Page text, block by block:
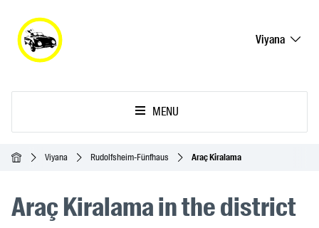
Viyana
MENU
Ana SayfaViyana Rudolfsheim-Fünfhaus Araç Kiralama
Araç Kiralama in the district